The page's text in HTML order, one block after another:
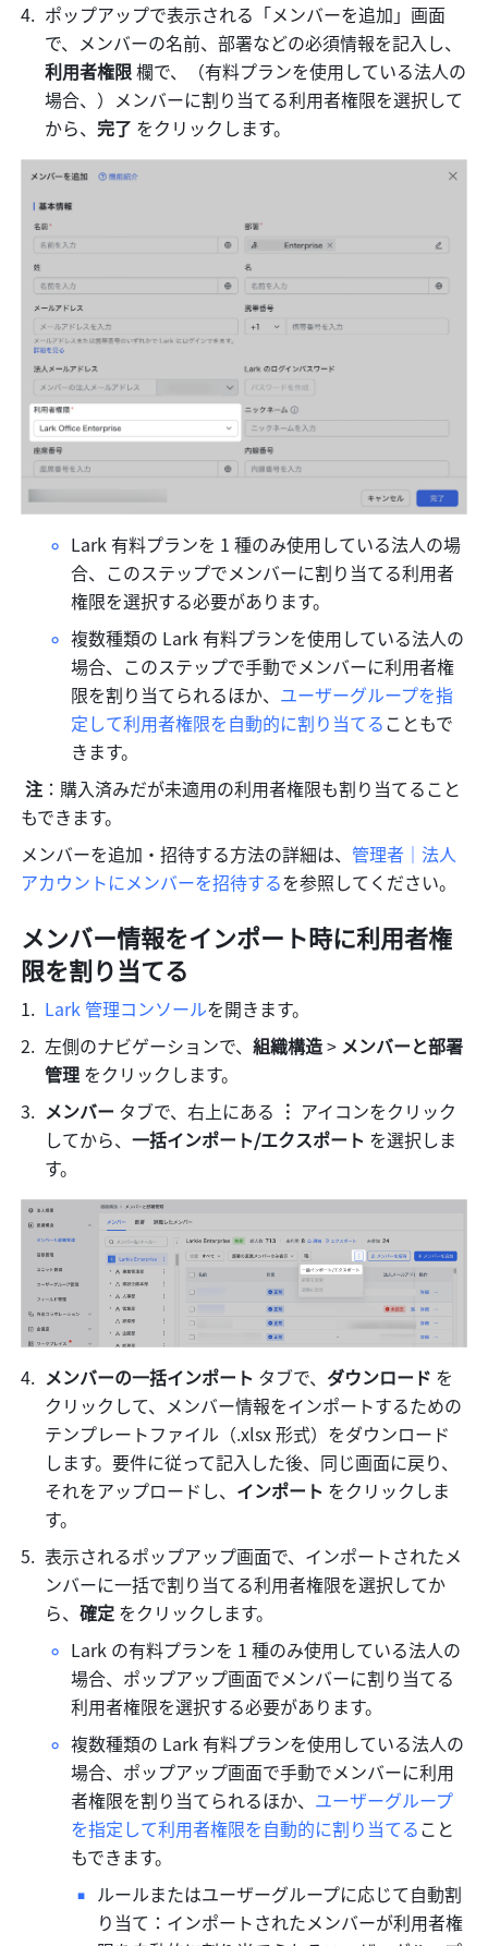
ポップアップで表示される「メンバーを追加」画面
で、メンバーの名前、部署などの必須情報を記入し、
利用者権限 欄で、（有料プランを使用している法人の
場合、）メンバーに割り当てる利用者権限を選択して
から、完了 をクリックします。
Lark 有料プランを 1 種のみ使用している法人の場
合、このステップでメンバーに割り当てる利用者
権限を選択する必要があります。
複数種類の Lark 有料プランを使用している法人の
場合、このステップで手動でメンバーに利用者権
限を割り当てられるほか、 ユーザーグループを指
定して利用者権限を自動的に割り当てることもで
きます。
注 ：購入済みだが未適用の利用者権限も割り当てること
もできます。
メンバーを追加・招待する方法の詳細は、 管理者｜法人
アカウントにメンバーを招待するを参照してください。
メンバー情報をインポート時に利用者権
限を割り当てる
Lark 管理コンソールを開きます。
左側のナビゲーションで、組織構造 > メンバーと部署
管理 をクリックします。
メンバー タブで、右上にある ︙ アイコンをクリック
してから、一括インポート/エクスポート を選択しま
す。
メンバーの一括インポート タブで、 ダウンロード を
クリックして、メンバー情報をインポートするための
テンプレートファイル（.xlsx 形式）をダウンロード
します。要件に従って記入した後、同じ画面に戻り、
それをアップロードし、 インポート をクリックしま
す。
表示されるポップアップ画面で、インポートされたメ
ンバーに一括で割り当てる利用者権限を選択してか
ら、確定 をクリックします。
Lark の有料プランを 1 種のみ使用している法人の
場合、ポップアップ画面でメンバーに割り当てる
利用者権限を選択する必要があります。
複数種類の Lark 有料プランを使用している法人の
場合、ポップアップ画面で手動でメンバーに利用
者権限を割り当てられるほか、 ユーザーグループ
を指定して利用者権限を自動的に割り当てること
もできます。
ルールまたはユーザーグループに応じて自動割
り当て：インポートされたメンバーが利用者権